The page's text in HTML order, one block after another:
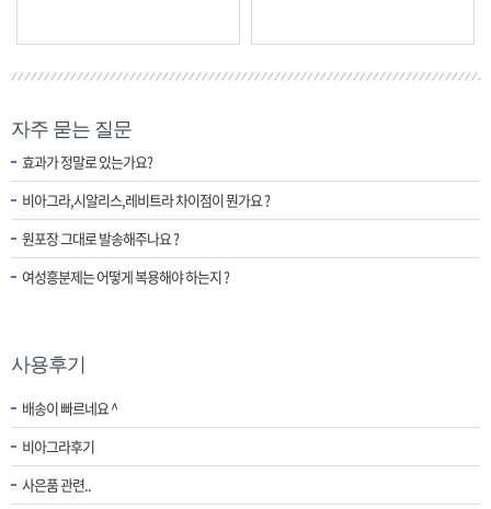
자주 묻는 질문
효과가 정말로 있는가요?
비아그라,시알리스,레비트라 차이점이 뭔가요 ?
원포장 그대로 발송해주나요 ?
여성흥분제는 어떻게 복용해야 하는지 ?
사용후기
배송이 빠르네요 ^
비아그라후기
사은품 관련..